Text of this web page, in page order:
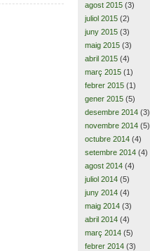
agost 2015 (3)
juliol 2015 (2)
juny 2015 (3)
maig 2015 (3)
abril 2015 (4)
març 2015 (1)
febrer 2015 (1)
gener 2015 (5)
desembre 2014 (3)
novembre 2014 (5)
octubre 2014 (4)
setembre 2014 (4)
agost 2014 (4)
juliol 2014 (5)
juny 2014 (4)
maig 2014 (3)
abril 2014 (4)
març 2014 (5)
febrer 2014 (3)